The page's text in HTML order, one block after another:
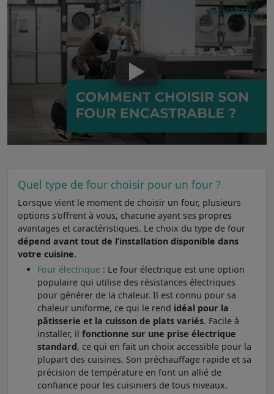
Quel type de four choisir pour un four ?
Lorsque vient le moment de choisir un four, plusieurs
options s'offrent à vous, chacune ayant ses propres
avantages et caractéristiques. Le choix du type de four
dépend avant tout de l’installation disponible dans
votre cuisine.
Four électrique : Le four électrique est une option
populaire qui utilise des résistances électriques
pour générer de la chaleur. Il est connu pour sa
chaleur uniforme, ce qui le rend idéal pour la
pâtisserie et la cuisson de plats variés. Facile à
installer, il fonctionne sur une prise électrique
standard, ce qui en fait un choix accessible pour la
plupart des cuisines. Son préchauffage rapide et sa
précision de température en font un allié de
confiance pour les cuisiniers de tous niveaux.